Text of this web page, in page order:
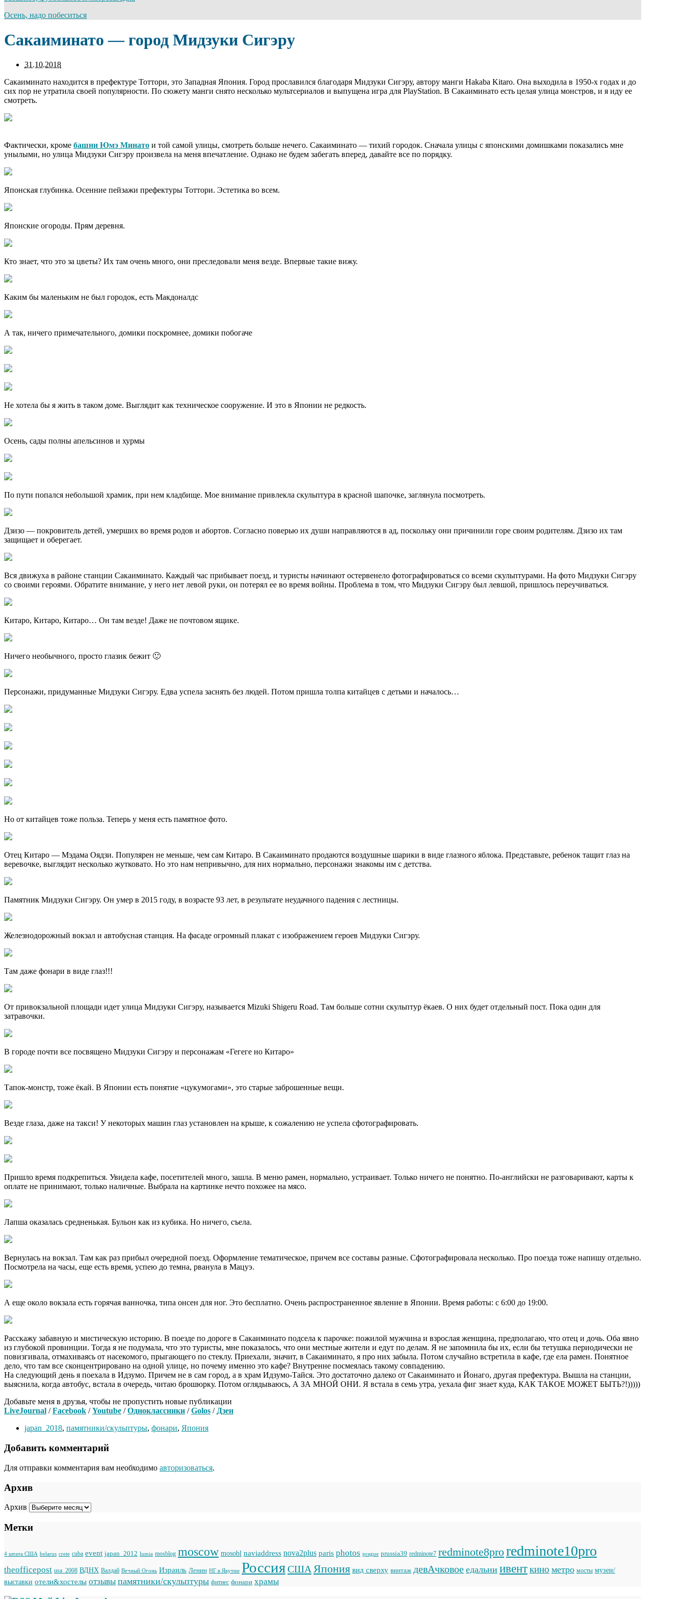
Осень, надо побеситься
Сакаиминато — город Мидзуки Сигэру
31.10.2018
Сакаиминато находится в префектуре Тоттори, это Западная Япония. Город прославился благодаря Мидзуки Сигэру, автору манги Hakaba Kitaro. Она выходила в 1950-х годах и до
сих пор не утратила своей популярности. По сюжету манги снято несколько мультсериалов и выпущена игра для PlayStation. В Сакаиминато есть целая улица монстров, и я иду ее
смотреть.
Фактически, кроме башни Юмэ Минато и той самой улицы, смотреть больше нечего. Сакаиминато — тихий городок. Сначала улицы с японскими домишками показались мне
унылыми, но улица Мидзуки Сигэру произвела на меня впечатление. Однако не будем забегать вперед, давайте все по порядку.
Японская глубинка. Осенние пейзажи префектуры Тоттори. Эстетика во всем.
Японские огороды. Прям деревня.
Кто знает, что это за цветы? Их там очень много, они преследовали меня везде. Впервые такие вижу.
Каким бы маленьким не был городок, есть Макдоналдс
А так, ничего примечательного, домики поскромнее, домики побогаче
Не хотела бы я жить в таком доме. Выглядит как техническое сооружение. И это в Японии не редкость.
Осень, сады полны апельсинов и хурмы
По пути попался небольшой храмик, при нем кладбище. Мое внимание привлекла скульптура в красной шапочке, заглянула посмотреть.
Дзизо — покровитель детей, умерших во время родов и абортов. Согласно поверью их души направляются в ад, поскольку они причинили горе своим родителям. Дзизо их там
защищает и оберегает.
Вся движуха в районе станции Сакаиминато. Каждый час прибывает поезд, и туристы начинают остервенело фотографироваться со всеми скульптурами. На фото Мидзуки Сигэру
со своими героями. Обратите внимание, у него нет левой руки, он потерял ее во время войны. Проблема в том, что Мидзуки Сигэру был левшой, пришлось переучиваться.
Китаро, Китаро, Китаро… Он там везде! Даже не почтовом ящике.
Ничего необычного, просто глазик бежит 🙂
Персонажи, придуманные Мидзуки Сигэру. Едва успела заснять без людей. Потом пришла толпа китайцев с детьми и началось…
Но от китайцев тоже польза. Теперь у меня есть памятное фото.
Отец Китаро — Мэдама Оядзи. Популярен не меньше, чем сам Китаро. В Сакаиминато продаются воздушные шарики в виде глазного яблока. Представьте, ребенок тащит глаз на
веревочке, выглядит несколько жутковато. Но это нам непривычно, для них нормально, персонажи знакомы им с детства.
Памятник Мидзуки Сигэру. Он умер в 2015 году, в возрасте 93 лет, в результате неудачного падения с лестницы.
Железнодорожный вокзал и автобусная станция. На фасаде огромный плакат с изображением героев Мидзуки Сигэру.
Там даже фонари в виде глаз!!!
От привокзальной площади идет улица Мидзуки Сигэру, называется Mizuki Shigeru Road. Там больше сотни скульптур ёкаев. О них будет отдельный пост. Пока один для
затравочки.
В городе почти все посвящено Мидзуки Сигэру и персонажам «Гегеге но Китаро»
Тапок-монстр, тоже ёкай. В Японии есть понятие «цукумогами», это старые заброшенные вещи.
Везде глаза, даже на такси! У некоторых машин глаз установлен на крыше, к сожалению не успела сфотографировать.
Пришло время подкрепиться. Увидела кафе, посетителей много, зашла. В меню рамен, нормально, устраивает. Только ничего не понятно. По-английски не разговаривают, карты к
оплате не принимают, только наличные. Выбрала на картинке нечто похожее на мясо.
Лапша оказалась средненькая. Бульон как из кубика. Но ничего, съела.
Вернулась на вокзал. Там как раз прибыл очередной поезд. Оформление тематическое, причем все составы разные. Сфотографировала несколько. Про поезда тоже напишу отдельно.
Посмотрела на часы, еще есть время, успею до темна, рванула в Мацуэ.
А еще около вокзала есть горячая ванночка, типа онсен для ног. Это бесплатно. Очень распространенное явление в Японии. Время работы: с 6:00 до 19:00.
Расскажу забавную и мистическую историю. В поезде по дороге в Сакаиминато подсела к парочке: пожилой мужчина и взрослая женщина, предполагаю, что отец и дочь. Оба явно
из глубокой провинции. Тогда я не подумала, что это туристы, мне показалось, что они местные жители и едут по делам. Я не запомнила бы их, если бы тетушка периодически не
повизгивала, отмахиваясь от насекомого, прыгающего по стеклу. Приехали, значит, в Сакаиминато, я про них забыла. Потом случайно встретила в кафе, где ела рамен. Понятное
дело, что там все сконцентрировано на одной улице, но почему именно это кафе? Внутренне посмеялась такому совпадению.
На следующий день я поехала в Идзумо. Причем не в сам город, а в храм Идзумо-Тайся. Это достаточно далеко от Сакаиминато и Йонаго, другая префектура. Вышла на станции,
выяснила, когда автобус, встала в очередь, читаю брошюрку. Потом оглядываюсь, А ЗА МНОЙ ОНИ. Я встала в семь утра, уехала фиг знает куда, КАК ТАКОЕ МОЖЕТ БЫТЬ?!)))))
Добавьте меня в друзья, чтобы не пропустить новые публикации
LiveJournal /Facebook /Youtube /Одноклассники /Golos /Дзен
japan_2018, памятники/скульптуры, фонари, Япония
Добавить комментарий
Для отправки комментария вам необходимо авторизоваться.
Архив
Архив
Метки
4 штата США belarus crete cuba event japan_2012 lumia mosblog moscow mosobl naviaddress nova2plus paris photos prague prussia39 redminote7 redminote8proredminote10pro
theofficepost usa_2008 ВДНХ Валдай Вечный Огонь Израиль Ленин НГ в Якутии РоссияСША Япония вид сверху винтаж девАчковое едальни ивенткино метро мосты музеи/
выставки отели&хостелы отзывы памятники/скульптуры фитнес фонари храмы